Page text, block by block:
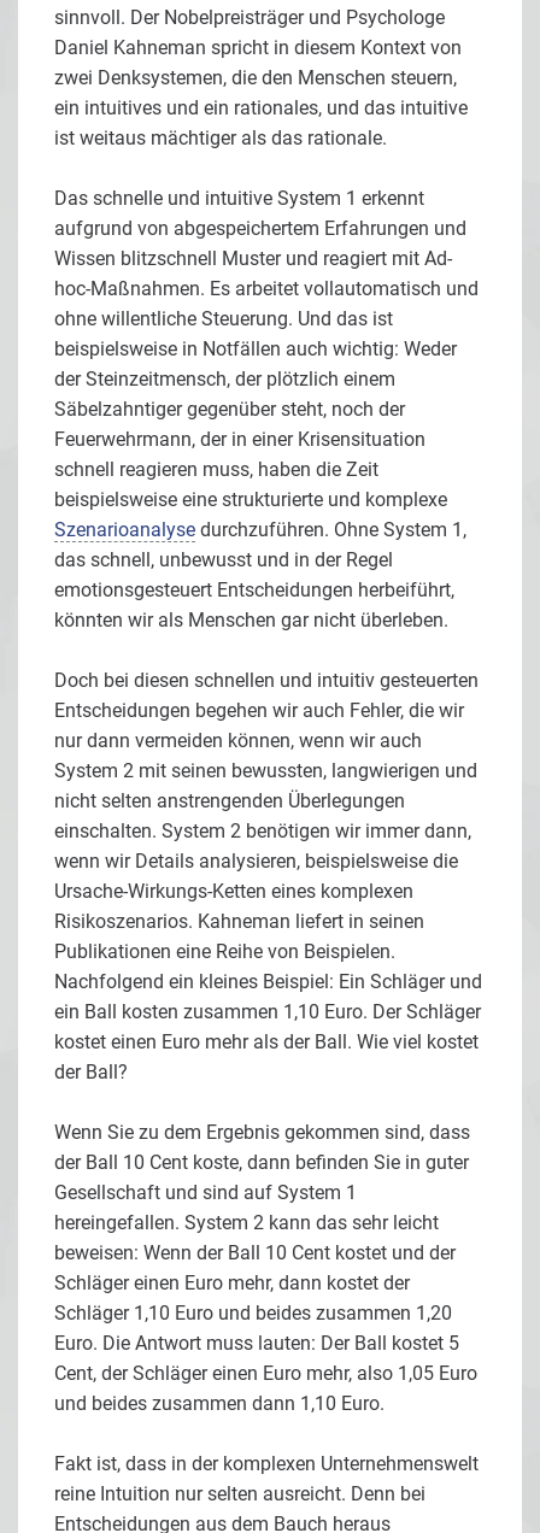
sinnvoll. Der Nobelpreisträger und Psychologe
Daniel Kahneman spricht in diesem Kontext von
zwei Denksystemen, die den Menschen steuern,
ein intuitives und ein rationales, und das intuitive
ist weitaus mächtiger als das rationale.
Das schnelle und intuitive System 1 erkennt
aufgrund von abgespeichertem Erfahrungen und
Wissen blitzschnell Muster und reagiert mit Ad-
hoc-Maßnahmen. Es arbeitet vollautomatisch und
ohne willentliche Steuerung. Und das ist
beispielsweise in Notfällen auch wichtig: Weder
der Steinzeitmensch, der plötzlich einem
Säbelzahntiger gegenüber steht, noch der
Feuerwehrmann, der in einer Krisensituation
schnell reagieren muss, haben die Zeit
beispielsweise eine strukturierte und komplexe
Szenarioanalyse durchzuführen. Ohne System 1,
das schnell, unbewusst und in der Regel
emotionsgesteuert Entscheidungen herbeiführt,
könnten wir als Menschen gar nicht überleben.
Doch bei diesen schnellen und intuitiv gesteuerten
Entscheidungen begehen wir auch Fehler, die wir
nur dann vermeiden können, wenn wir auch
System 2 mit seinen bewussten, langwierigen und
nicht selten anstrengenden Überlegungen
einschalten. System 2 benötigen wir immer dann,
wenn wir Details analysieren, beispielsweise die
Ursache-Wirkungs-Ketten eines komplexen
Risikoszenarios. Kahneman liefert in seinen
Publikationen eine Reihe von Beispielen.
Nachfolgend ein kleines Beispiel: Ein Schläger und
ein Ball kosten zusammen 1,10 Euro. Der Schläger
kostet einen Euro mehr als der Ball. Wie viel kostet
der Ball?
Wenn Sie zu dem Ergebnis gekommen sind, dass
der Ball 10 Cent koste, dann befinden Sie in guter
Gesellschaft und sind auf System 1
hereingefallen. System 2 kann das sehr leicht
beweisen: Wenn der Ball 10 Cent kostet und der
Schläger einen Euro mehr, dann kostet der
Schläger 1,10 Euro und beides zusammen 1,20
Euro. Die Antwort muss lauten: Der Ball kostet 5
Cent, der Schläger einen Euro mehr, also 1,05 Euro
und beides zusammen dann 1,10 Euro.
Fakt ist, dass in der komplexen Unternehmenswelt
reine Intuition nur selten ausreicht. Denn bei
Entscheidungen aus dem Bauch heraus